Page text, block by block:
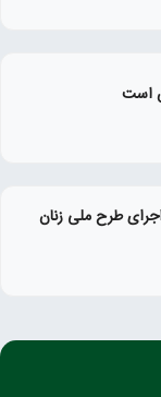
است
طرح ملی زنان